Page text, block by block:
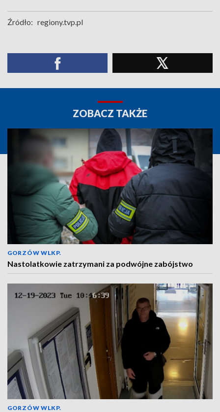
Źródło: regiony.tvp.pl
ZOBACZ TAKŻE
GORZÓW WLKP.
Nastolatkowie zatrzymani za podwójne zabójstwo
GORZÓW WLKP.